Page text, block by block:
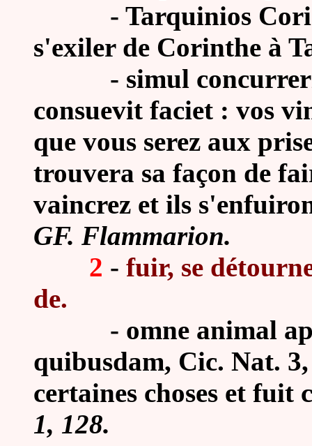
- Tarquinios
s'exiler de Corinthe à
- simul
consuevit faciet : vos
que vous serez aux
trouvera sa façon de
vaincrez et ils
GF. Flammarion.
2 - fuir, se
de.
- omne animal
quibusdam, Cic. Nat.
certaines choses et fuit
1, 128.